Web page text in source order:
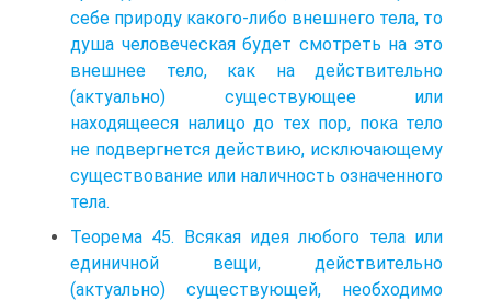
себе природу какого-либо внешнего тела, то
душа человеческая будет смотреть на это
внешнее тело, как на действительно
(актуально) существующее или
находящееся налицо до тех пор, пока тело
не подвергнется действию, исключающему
существование или наличность означенного
тела.
Теорема 45. Всякая идея любого тела или
единичной вещи, действительно
(актуально) существующей, необходимо